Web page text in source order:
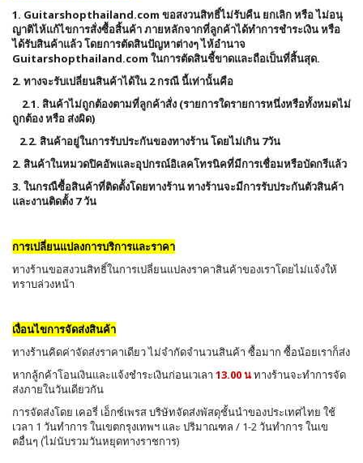
1. Guitarshopthailand.com ขอสงวนสิทธิ์ไม่รับคืน ยกเลิก หรือ ไม่อนุ
ญาติไห้แก้ไขการสั่งซื้อสิ้นค้า ภายหลักจากที่ลูกค้าได้ทำการชำระเงิน หรือ
ได้รับสินค้าแล้ว โดยการตัดสินปัญหาต่างๆ ไห้อำนาจ
Guitarshopthailand.com ในการตัดสินชี้ขาดและถือเป็นที่สิ้นสุด.
2. ทางจะรับเปลี่ยนสินค้าได้ใน 2 กรณี นี้เท่านั้นคือ
2.1. สินค้าไม่ถูกต้องตามที่ลูกค้าสั่ง (รายการใดรายการหนึ่งหรือทั้งหมดไม่
ถูกต้อง หรือ ส่งผิด)
2.2. สินค้าอยู่ในการรับประกันของทางร้าน โดยไม่เกิน 7วัน
2. สินค้าในหมวดปิคอัพและอุปกรณ์อิเลคโทรนิคที่มีการเชื่อมหรือบัดกรีแล้ว
3. ในกรณืซื้อสินค้าที่ติดตั้งโดยทางร้าน ทางร้านจะมีการรับประกันตัวสินค้า
และงานติดตั้ง 7 วัน
การเปลี่ยนแปลงการบริการและราคา
ทางร้านขอสงวนสิทธิ์ในการเปลี่ยนแปลงราคาสินค้าของเราโดยไม่แจ้งให้
ทราบล่วงหน้า
เงื่อนไขการจัดส่งสินค้า
ทางร้านคิดค่าจัดส่งราคาเดียว ไม่จำกัดจำนวนสินค้า ซื้อมาก ซื้อน้อยเราก็ส่ง
หากลู้กค้าโอนเงินและแจ้งชำระเงินก่อนเวเลา 13.00 นทางร้านจะทำการจัด
ส่งภายในวันเดียวกัน
การจัดส่งโดย เคอรี่ เอ็กซ์เพรส บริษัทจัดส่งพัสดุชั้นนำของประเทศไทย ใช้
เวลา 1 วันทำการ ในเขตกรุงเทพฯ และ ปริมาณฑล / 1-2 วันทำการ ในเข
ตอื่นๆ (ไม่นับรวมวันหยุดทางราชการ)